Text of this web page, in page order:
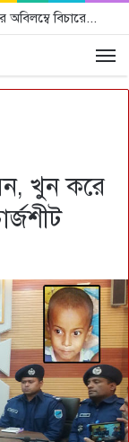
সাংবাদিক মঞ্জুর উপর হামলার নিন্দা : সন্ত্রাসীদের অবিলম্বে বিচারের আওতায় আনার দাবী
খুন করে